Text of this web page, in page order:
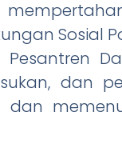
Sosial
dan